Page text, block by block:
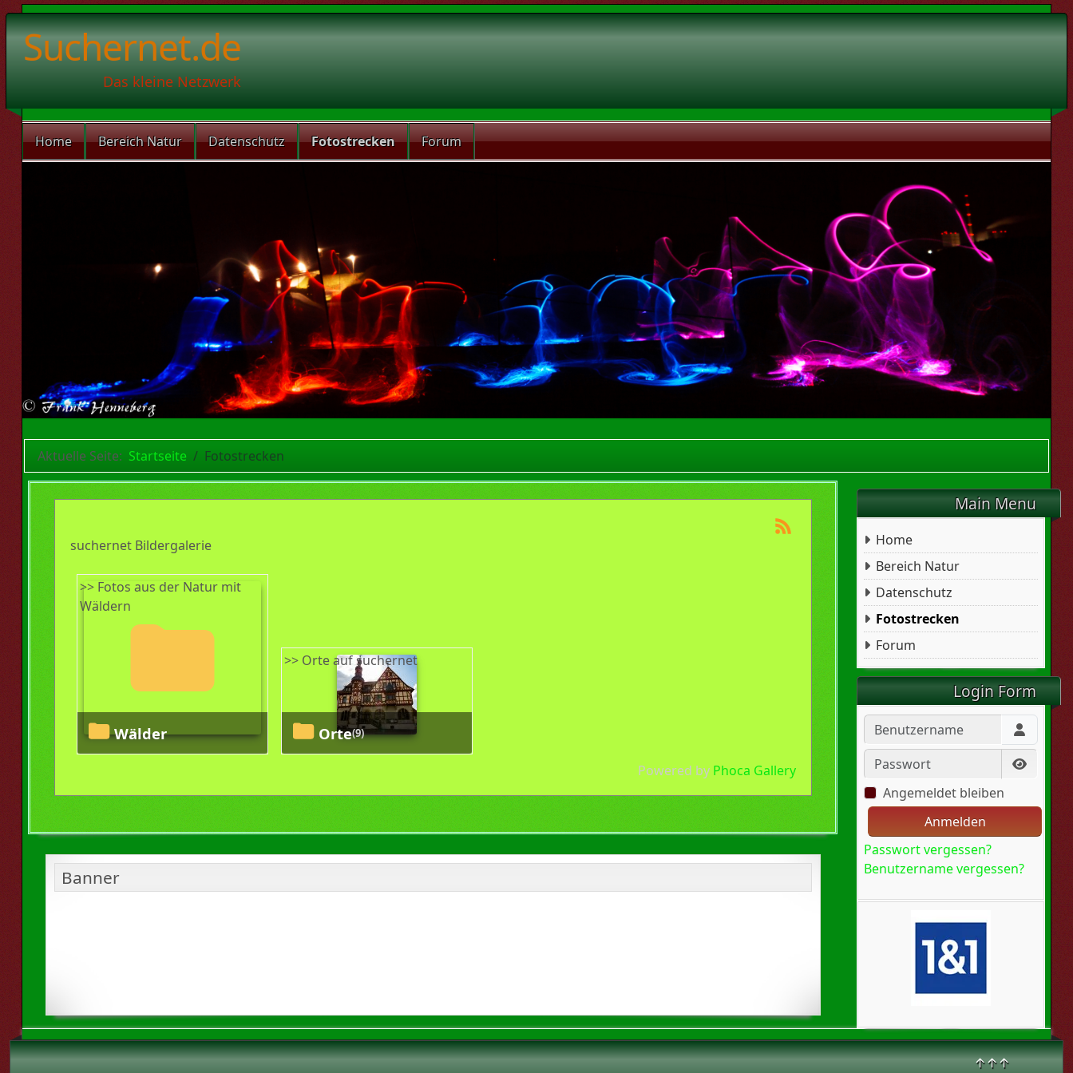
Suchernet.de
Das kleine Netzwerk
Home Bereich Natur Datenschutz Fotostrecken Forum
Aktuelle Seite: Startseite Fotostrecken
↑↑↑
Main Menu
Home
Bereich Natur
Datenschutz
Fotostrecken
Forum
Login Form
Benutzername
Passwort
Angemeldet bleiben
Anmelden
Passwort vergessen?
Benutzername vergessen?
suchernet Bildergalerie
Wälder
>> Fotos aus der Natur mit
Wäldern
Orte(9)
>> Orte auf suchernet
Powered by Phoca Gallery
Banner